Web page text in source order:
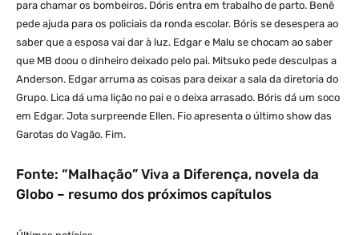
para chamar os bombeiros. Dóris entra em trabalho de parto. Benê
pede ajuda para os policiais da ronda escolar. Bóris se desespera ao
saber que a esposa vai dar à luz. Edgar e Malu se chocam ao saber
que MB doou o dinheiro deixado pelo pai. Mitsuko pede desculpas a
Anderson. Edgar arruma as coisas para deixar a sala da diretoria do
Grupo. Lica dá uma lição no pai e o deixa arrasado. Bóris dá um soco
em Edgar. Jota surpreende Ellen. Fio apresenta o último show das
Garotas do Vagão. Fim.
Fonte: “Malhação” Viva a Diferença, novela da
Globo – resumo dos próximos capítulos